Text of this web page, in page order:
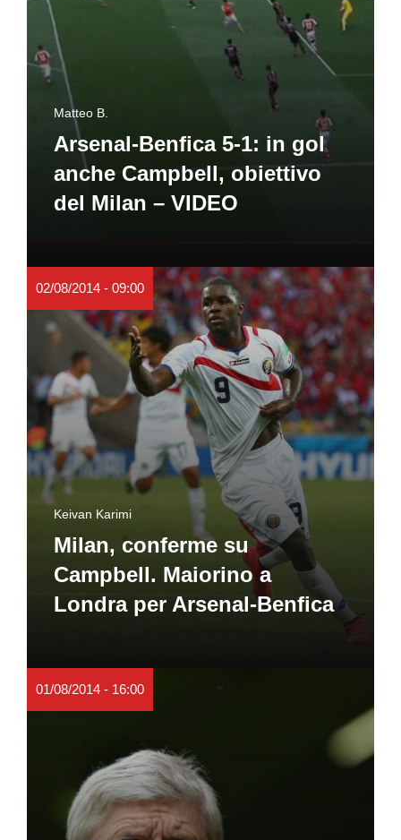
Matteo B.
Arsenal-Benfica 5-1: in gol
anche Campbell, obiettivo
del Milan – VIDEO
02/08/2014 - 09:00
Keivan Karimi
Milan, conferme su
Campbell. Maiorino a
Londra per Arsenal-Benfica
01/08/2014 - 16:00